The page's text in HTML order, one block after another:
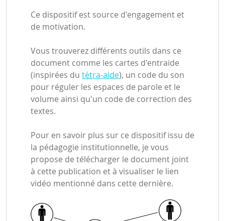
Ce dispositif est source d'engagement et
de motivation.
Vous trouverez différents outils dans ce
document comme les cartes d'entraide
(inspirées du tétra-aide), un code du son
pour réguler les espaces de parole et le
volume ainsi qu'un code de correction des
textes.
Pour en savoir plus sur ce dispositif issu de
la pédagogie institutionnelle, je vous
propose de télécharger le document joint
à cette publication et à visualiser le lien
vidéo mentionné dans cette dernière.